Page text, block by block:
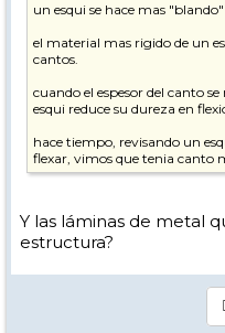
un esqui se hace mas
el material mas rigido de un
cantos.
cuando el espesor del canto
esqui reduce su dureza en
hace tiempo, revisando un
flexar, vimos que tenia canto
un saludo
Y las láminas de metal
estructura?